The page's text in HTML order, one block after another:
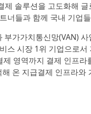
제 솔루션을 고도화해
너들과 함께 국내 기업
부가가치통신망(VAN)
스 시장 1위 기업으로
영역까지 결제 인프
온 지급결제 인프라